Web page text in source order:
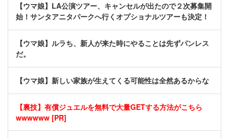
【ウマ娘】LA公演ツアー、キャンセルが出たので２次募集開
始！サンタアニタパークへ行くオプショナルツアーも決定！
【ウマ娘】ルラち、新人が来た時にやることは先ずパンレス
だ。
【ウマ娘】新しい家族が生えてくる可能性は全然あるからな
【裏技】有償ジュエルを無料で大量GETする方法がこちら
wwwwww [PR]